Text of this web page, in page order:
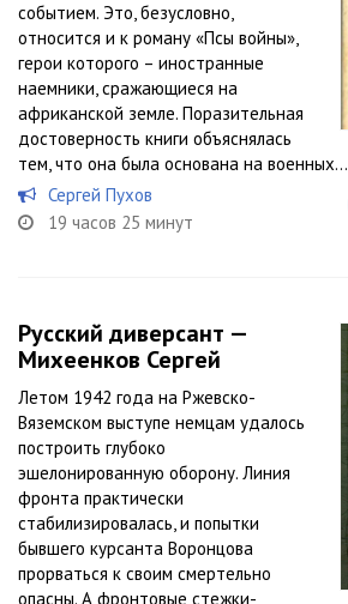
событием. Это, безусловно,
относится и к роману «Псы войны»,
герои которого – иностранные
наемники, сражающиеся на
африканской земле. Поразительная
достоверность книги объяснялась
тем, что она была основана на военных...
Сергей Пухов
19 часов 25 минут
Русский диверсант —
Михеенков Сергей
Летом 1942 года на Ржевско-
Вяземском выступе немцам удалось
построить глубоко
эшелонированную оборону. Линия
фронта практически
стабилизировалась, и попытки
бывшего курсанта Воронцова
прорваться к своим смертельно
опасны. А фронтовые стежки-